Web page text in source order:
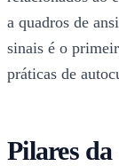
a quadros de
sinais é o
práticas de
Pilares